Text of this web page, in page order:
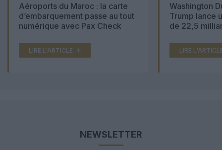
Aéroports du Maroc : la carte
d’embarquement passe au tout
numérique avec Pax Check
LIRE L'ARTICLE
Washington
Trump lance
de 22,5
LIRE
NEWSLETTER